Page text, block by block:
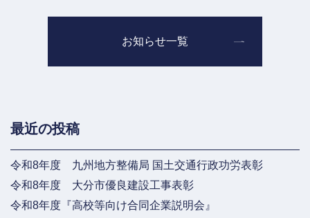
お知らせ一覧
最近の投稿
令和8年度 九州地方整備局 国土交通行政功労表彰
令和8年度 大分市優良建設工事表彰
令和8年度『高校等向け合同企業説明会』